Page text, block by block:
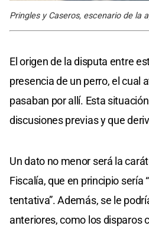
Pringles y Caseros, escenario de la
El origen de la disputa entre
presencia de un perro, el cual
pasaban por allí. Esta
discusiones previas y que
Un dato no menor será la
Fiscalía, que en principio sería
tentativa”. Además, se le
anteriores, como los disparos